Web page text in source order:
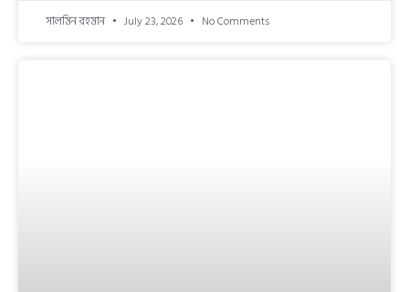
সালমিন রহমান
July 23, 2026 No Comments